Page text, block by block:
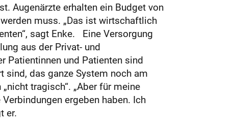
Augenärzte erhalten ein Budget von
muss. „Das ist wirtschaftlich
sagt Enke. Eine Versorgung
aus der Privat- und
Patientinnen und Patienten sind
sind, das ganze System noch am
tragisch“. „Aber für meine
ergeben haben. Ich
er.